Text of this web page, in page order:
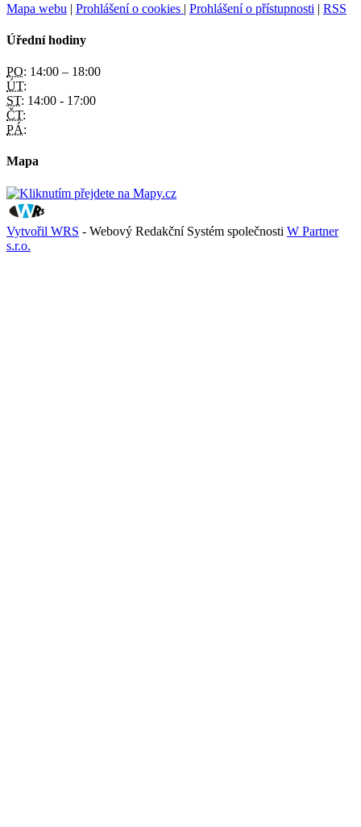
Mapa webu | Prohlášení o cookies | Prohlášení o přístupnosti | RSS
Úřední hodiny
PO: 14:00 – 18:00
ÚT:
ST: 14:00 - 17:00
ČT:
PÁ:
Mapa
Vytvořil WRS - Webový Redakční Systém společnosti W Partner
s.r.o.